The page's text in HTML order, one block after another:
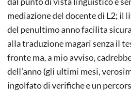
mediazione del docente di L2; il
del penultimo anno facilita
alla traduzione magari senza il
fronte ma, a mio avviso,
dell’anno (gli ultimi mesi,
ingolfato di verifiche e un